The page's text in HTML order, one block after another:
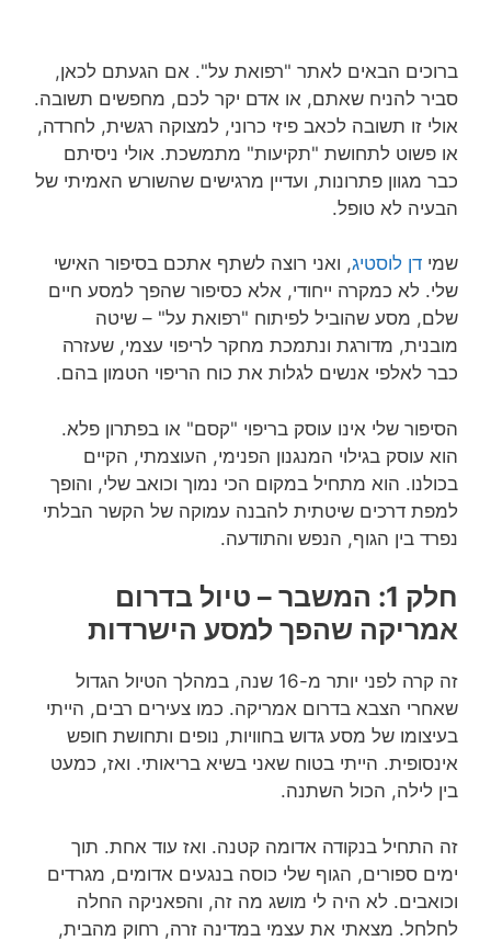
ברוכים הבאים לאתר "רפואת על". אם הגעתם לכאן,
סביר להניח שאתם, או אדם יקר לכם, מחפשים תשובה.
אולי זו תשובה לכאב פיזי כרוני, למצוקה רגשית, לחרדה,
או פשוט לתחושת "תקיעות" מתמשכת. אולי ניסיתם
כבר מגוון פתרונות, ועדיין מרגישים שהשורש האמיתי של
הבעיה לא טופל.
שמי דן לוסטיג, ואני רוצה לשתף אתכם בסיפור האישי
שלי. לא כמקרה ייחודי, אלא כסיפור שהפך למסע חיים
שלם, מסע שהוביל לפיתוח "רפואת על" – שיטה
מובנית, מדורגת ונתמכת מחקר לריפוי עצמי, שעזרה
כבר לאלפי אנשים לגלות את כוח הריפוי הטמון בהם.
הסיפור שלי אינו עוסק בריפוי "קסם" או בפתרון פלא.
הוא עוסק בגילוי המנגנון הפנימי, העוצמתי, הקיים
בכולנו. הוא מתחיל במקום הכי נמוך וכואב שלי, והופך
למפת דרכים שיטתית להבנה עמוקה של הקשר הבלתי
נפרד בין הגוף, הנפש והתודעה.
חלק 1: המשבר – טיול בדרום
אמריקה שהפך למסע הישרדות
זה קרה לפני יותר מ-16 שנה, במהלך הטיול הגדול
שאחרי הצבא בדרום אמריקה. כמו צעירים רבים, הייתי
בעיצומו של מסע גדוש בחוויות, נופים ותחושת חופש
אינסופית. הייתי בטוח שאני בשיא בריאותי. ואז, כמעט
בין לילה, הכול השתנה.
זה התחיל בנקודה אדומה קטנה. ואז עוד אחת. תוך
ימים ספורים, הגוף שלי כוסה בנגעים אדומים, מגרדים
וכואבים. לא היה לי מושג מה זה, והפאניקה החלה
לחלחל. מצאתי את עצמי במדינה זרה, רחוק מהבית,